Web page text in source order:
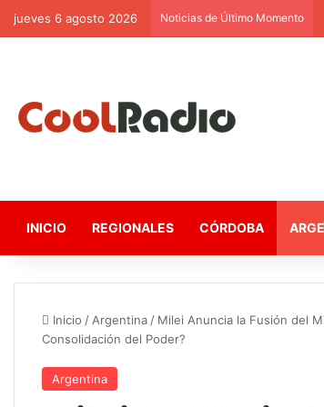
jueves 6 agosto 2026 Noticias de Último Momento
INICIO REGIONALES CÓRDOBA
Inicio / Argentina / Milei Anuncia la Fusión del
Consolidación del Poder?
Argentina